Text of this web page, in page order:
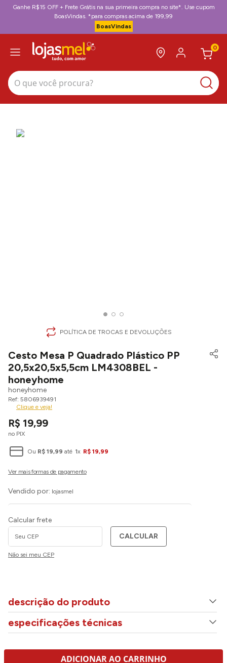
Ganhe R$15 OFF + Frete Grátis na sua primeira compra no site*. Use cupom
BoasVindas. *para compras acima de 199,99
BoasVindas
0
O que você procura?
POLÍTICA DE TROCAS E DEVOLUÇÕES
Cesto Mesa P Quadrado Plástico PP
20,5x20,5x5,5cm LM4308BEL -
honeyhome
honeyhome
5806939491
Clique e veja!
R$ 19,99
no PIX
Ou R$ 19,99 até 1x R$ 19,99
Vendido por: lojasmel
Calcular frete
CALCULAR
Não sei meu CEP
descrição do produto
especificações técnicas
ADICIONAR AO CARRINHO